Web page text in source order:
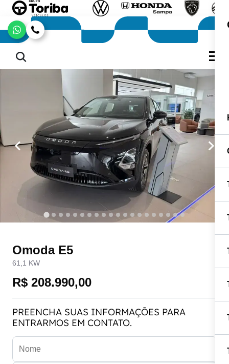
Omoda E5
61,1 KW
R$ 208.990,00
PREENCHA SUAS INFORMAÇÕES PARA
ENTRARMOS EM CONTATO.